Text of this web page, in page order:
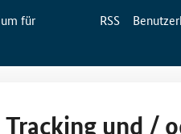
für
RSS
und /